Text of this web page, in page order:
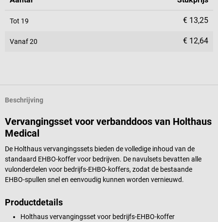
Tot 19 € 13,25
Vanaf20 € 12,64
Beschrijving
Vervangingsset voor verbanddoos van Holthaus
Medical
De Holthaus vervangingssets bieden de volledige inhoud van de
standaard EHBO-koffer voor bedrijven. De navulsets bevatten alle
vulonderdelen voor bedrijfs-EHBO-koffers, zodat de bestaande
EHBO-spullen snel en eenvoudig kunnen worden vernieuwd.
Productdetails
Holthaus vervangingsset voor bedrijfs-EHBO-koffer